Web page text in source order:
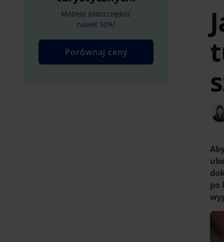
Możesz zaoszczędzić
nawet 50%!
Porównaj ceny
po